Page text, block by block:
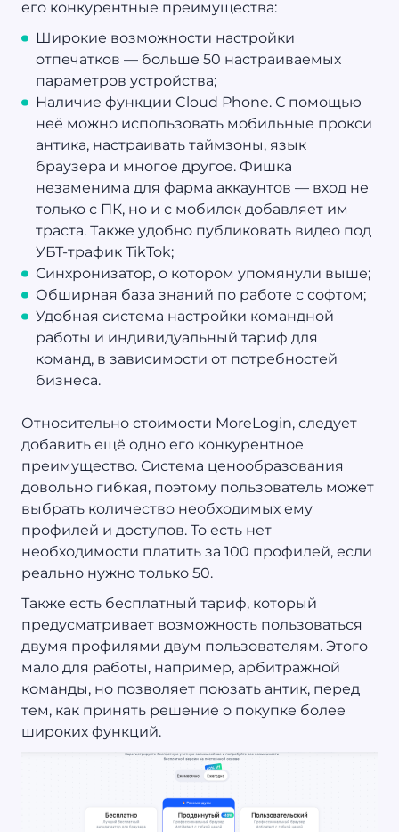
его конкурентные преимущества:
Широкие возможности настройки
отпечатков — больше 50 настраиваемых
параметров устройства;
Наличие функции Cloud Phone. С помощью
неё можно использовать мобильные прокси
антика, настраивать таймзоны, язык
браузера и многое другое. Фишка
незаменима для фарма аккаунтов — вход не
только с ПК, но и с мобилок добавляет им
траста. Также удобно публиковать видео под
УБТ-трафик TikTok;
Синхронизатор, о котором упомянули выше;
Обширная база знаний по работе с софтом;
Удобная система настройки командной
работы и индивидуальный тариф для
команд, в зависимости от потребностей
бизнеса.
Относительно стоимости MoreLogin, следует
добавить ещё одно его конкурентное
преимущество. Система ценообразования
довольно гибкая, поэтому пользователь может
выбрать количество необходимых ему
профилей и доступов. То есть нет
необходимости платить за 100 профилей, если
реально нужно только 50.
Также есть бесплатный тариф, который
предусматривает возможность пользоваться
двумя профилями двум пользователям. Этого
мало для работы, например, арбитражной
команды, но позволяет поюзать антик, перед
тем, как принять решение о покупке более
широких функций.